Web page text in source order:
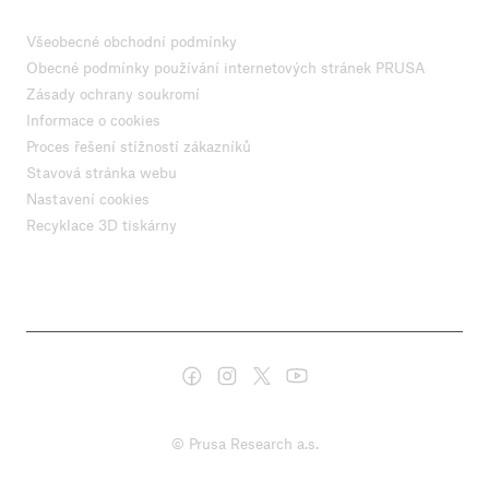
Všeobecné obchodní podmínky
Obecné podmínky používání internetových stránek PRUSA
Zásady ochrany soukromí
Informace o cookies
Proces řešení stížností zákazníků
Stavová stránka webu
Nastavení cookies
Recyklace 3D tiskárny
© Prusa Research a.s.